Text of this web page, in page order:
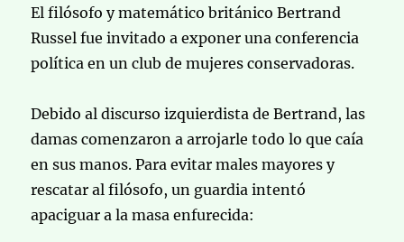
El filósofo y matemático británico Bertrand
Russel fue invitado a exponer una conferencia
política en un club de mujeres conservadoras.
Debido al discurso izquierdista de Bertrand, las
damas comenzaron a arrojarle todo lo que caía
en sus manos. Para evitar males mayores y
rescatar al filósofo, un guardia intentó
apaciguar a la masa enfurecida: